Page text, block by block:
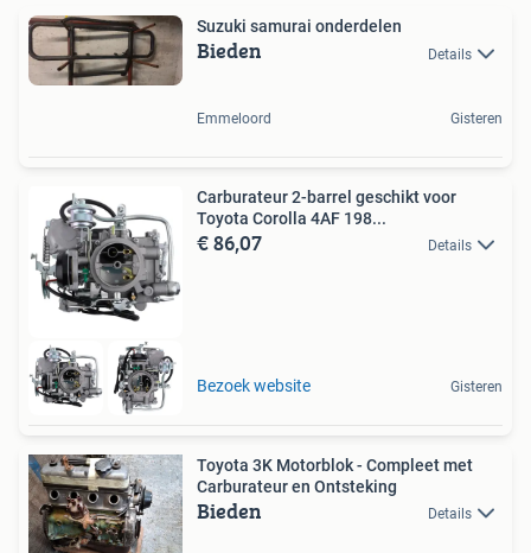
Suzuki samurai onderdelen
Bieden Details
Emmeloord Gisteren
Carburateur 2-barrel geschikt voor
Toyota Corolla 4AF 198...
€ 86,07 Details
Bezoek website Gisteren
Toyota 3K Motorblok - Compleet met
Carburateur en Ontsteking
Bieden Details